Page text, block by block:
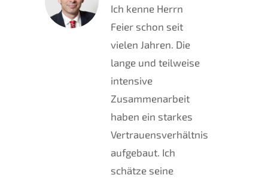
Ich kenne Herrn
Feier schon seit
vielen Jahren. Die
lange und teilweise
intensive
Zusammenarbeit
haben ein starkes
Vertrauensverhältnis
aufgebaut. Ich
schätze seine